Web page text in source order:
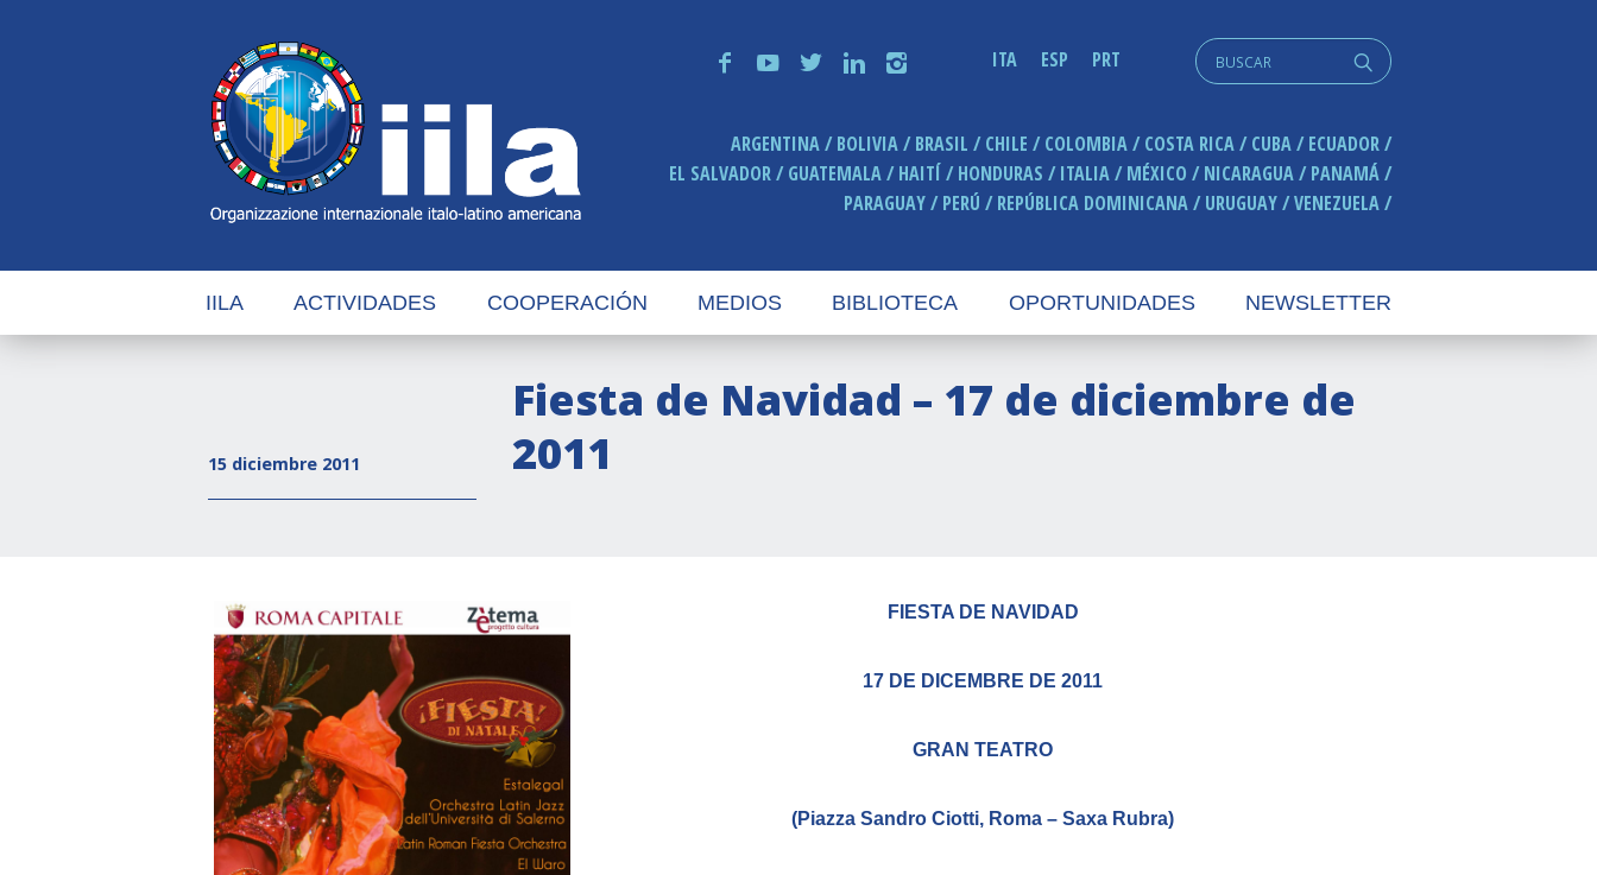
f y t n i ITA ESP PRT q
Search
for:
ARGENTINA BOLIVIA BRASIL CHILE COLOMBIA COSTA RICA CUBA
ECUADOR
EL SALVADOR
GUATEMALA HAITÍ HONDURAS ITALIA MÉXICO NICARAGUA
PANAMÁ
PARAGUAY
PERÚ REPÚBLICA DOMINICANA URUGUAY VENEZUELA
IILA ACTIVIDADES COOPERACIÓN MEDIOS BIBLIOTECA OPORTUNIDADES NEWSLETTER
15 diciembre 2011
Fiesta de Navidad – 17 de diciembre de
2011
FIESTA DE NAVIDAD
17 DE DICEMBRE DE 2011
GRAN TEATRO
(Piazza Sandro Ciotti, Roma – Saxa Rubra)